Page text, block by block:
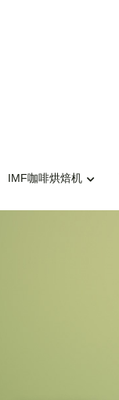
IMF咖啡烘焙机
IMF咖啡烘焙机